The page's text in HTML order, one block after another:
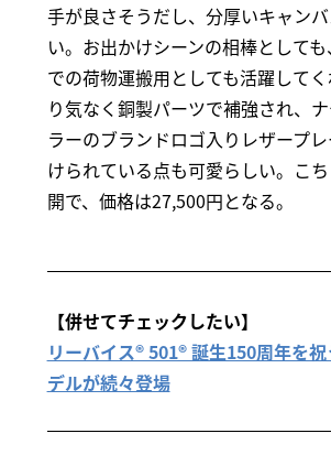
手が良さそうだし、分厚いキャン
い。お出かけシーンの相棒として
での荷物運搬用としても活躍して
り気なく銅製パーツで補強され、
ラーのブランドロゴ入りレザープ
けられている点も可愛らしい。こ
開で、価格は27,500円となる。
【併せてチェックしたい】
リーバイス® 501® 誕生150周年を
デルが続々登場